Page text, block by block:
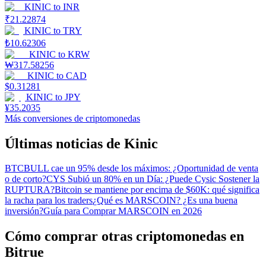
KINIC to INR
₹21.22874
KINIC to TRY
₺10.62306
KINIC to KRW
₩317.58256
KINIC to CAD
$0.31281
KINIC to JPY
¥35.2035
Más conversiones de criptomonedas
Últimas noticias de Kinic
BTCBULL cae un 95% desde los máximos: ¿Oportunidad de venta
o de corto?CYS Subió un 80% en un Día: ¿Puede Cysic Sostener la
RUPTURA?Bitcoin se mantiene por encima de $60K: qué significa
la racha para los traders¿Qué es MARSCOIN? ¿Es una buena
inversión?Guía para Comprar MARSCOIN en 2026
Cómo comprar otras criptomonedas en
Bitrue